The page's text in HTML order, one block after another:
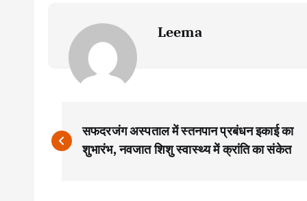
Leema
P
o
सफदरजंग अस्पताल में स्तनपान प्रबंधन इकाई का
शुभारंभ, नवजात शिशु स्वास्थ्य में क्रांति का संकेत